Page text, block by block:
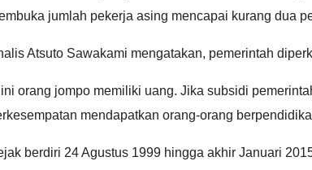
jumlah pekerja asing mencapai kurang dua
Atsuto Sawakami mengatakan, pemerintah
orang jompo memiliki uang. Jika subsidi
mendapatkan orang-orang
berdiri 24 Agustus 1999 hingga akhir Januari